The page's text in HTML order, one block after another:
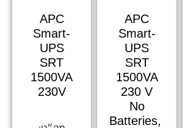
APC
Smart-
UPS
SRT
1500VA
230 V
No
Batteries,
APC
Smart-
UPS
SRT
1500VA
230V